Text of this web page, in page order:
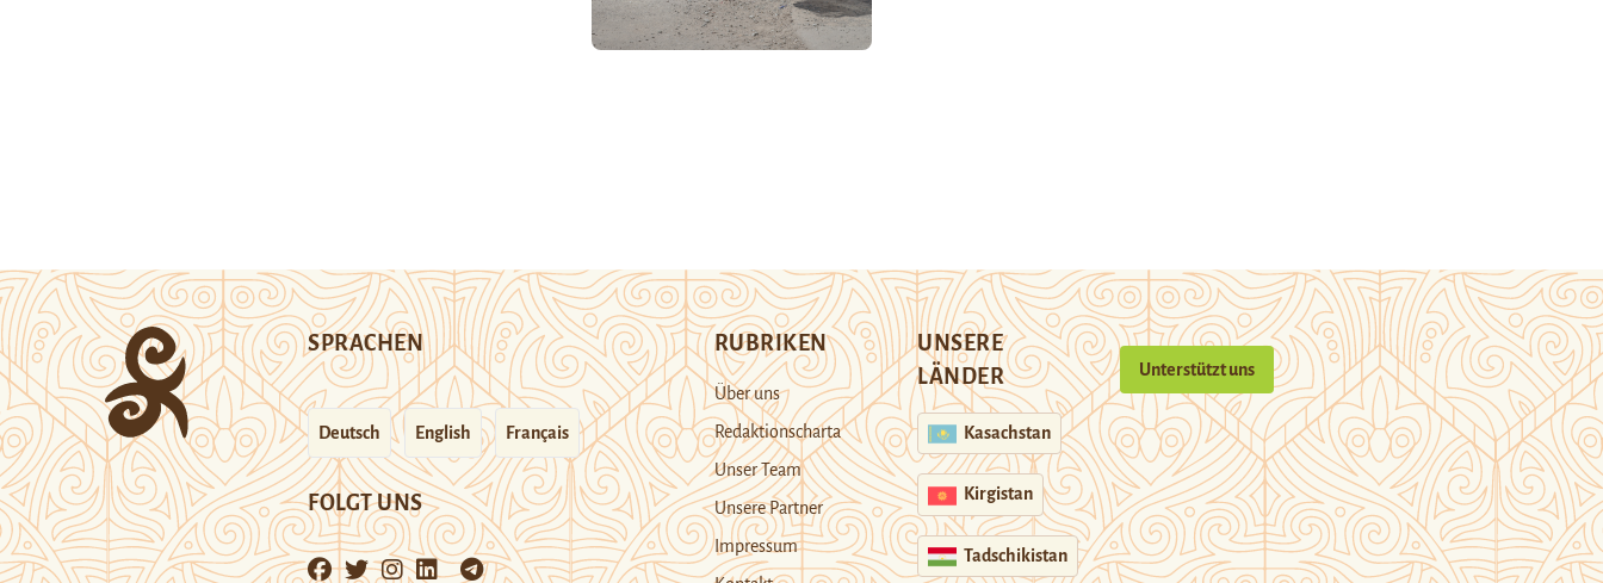
SPRACHEN
Deutsch English Français
FOLGT UNS
RUBRIKEN
Über uns
Redaktionscharta
Unser Team
Unsere Partner
Impressum
UNSERE
LÄNDER
Kasachstan
Kirgistan
Tadschikistan
Unterstützt uns